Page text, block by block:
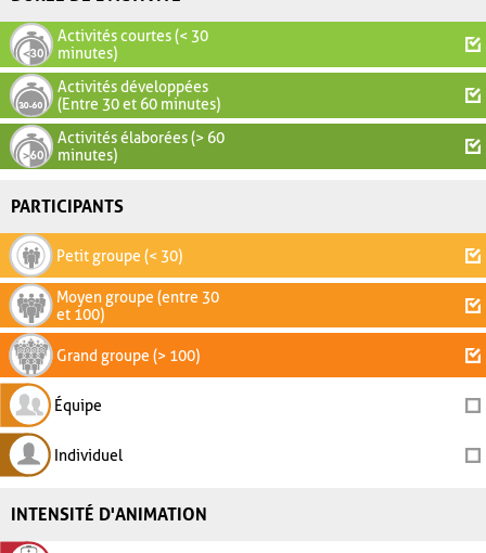
Activités courtes (< 30
minutes)
Activités développées
(Entre 30 et 60 minutes)
Activités élaborées (> 60
minutes)
PARTICIPANTS
Petit groupe (< 30)
Moyen groupe (entre 30
et 100)
Grand groupe (> 100)
Équipe
Individuel
INTENSITÉ D'ANIMATION